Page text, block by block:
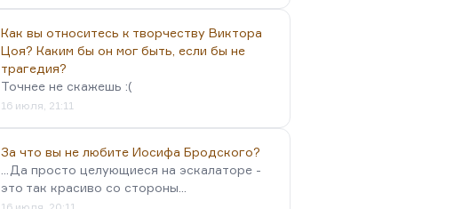
Как вы относитесь к творчеству Виктора
Цоя? Каким бы он мог быть, если бы не
трагедия?
Точнее не скажешь :(
16 июля, 21:11
За что вы не любите Иосифа Бродского?
...Да просто целующиеся на эскалаторе -
это так красиво со стороны...